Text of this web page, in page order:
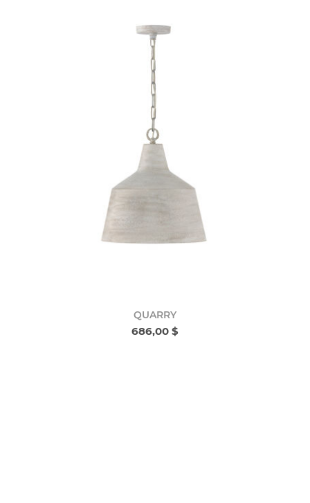
QUARRY
686,00 $